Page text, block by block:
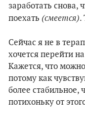
заработать снова,
поехать (смеется).
Сейчас я не в
хочется перейти
Кажется, что
потому как
более стабильное,
потихоньку от